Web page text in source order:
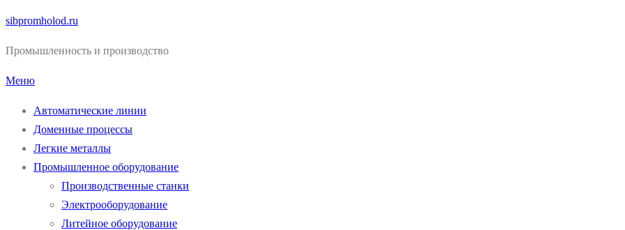
Перейти
содержимому
sibpromholod.ru
Промышленность и производство
Меню
Автоматические линии
Доменные процессы
Легкие металлы
Промышленное оборудование
Производственные станки
Электрооборудование
Литейное оборудование